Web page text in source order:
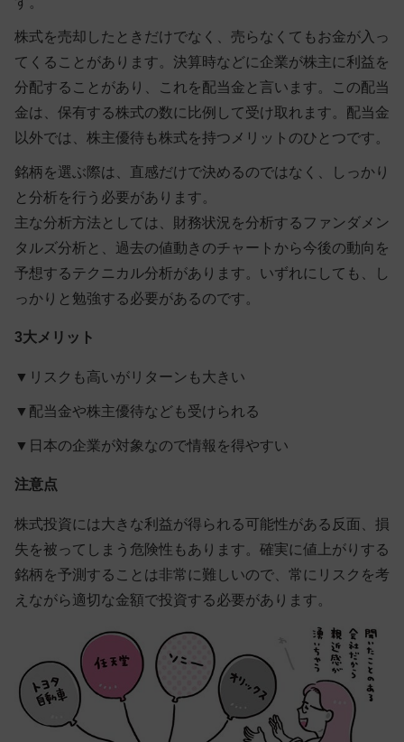
株式を売却したときだけでなく、売らなくてもお金が入っ
てくることがあります。決算時などに企業が株主に利益を
分配することがあり、これを配当金と言います。この配当
金は、保有する株式の数に比例して受け取れます。配当金
以外では、株主優待も株式を持つメリットのひとつです。
銘柄を選ぶ際は、直感だけで決めるのではなく、しっかり
と分析を行う必要があります。
主な分析方法としては、財務状況を分析するファンダメン
タルズ分析と、過去の値動きのチャートから今後の動向を
予想するテクニカル分析があります。いずれにしても、し
っかりと勉強する必要があるのです。
3大メリット
▼ リスクも高いがリターンも大きい
▼ 配当金や株主優待なども受けられる
▼ 日本の企業が対象なので情報を得やすい
注意点
株式投資には大きな利益が得られる可能性がある反面、損
失を被ってしまう危険性もあります。確実に値上がりする
銘柄を予測することは非常に難しいので、常にリスクを考
えながら適切な金額で投資する必要があります。